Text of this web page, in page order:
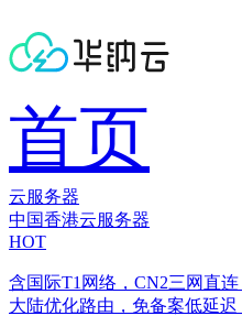
首页
云服务器
中国香港云服务器
HOT
含国际T1网络，CN2三网直连
大陆优化路由，免备案低延迟